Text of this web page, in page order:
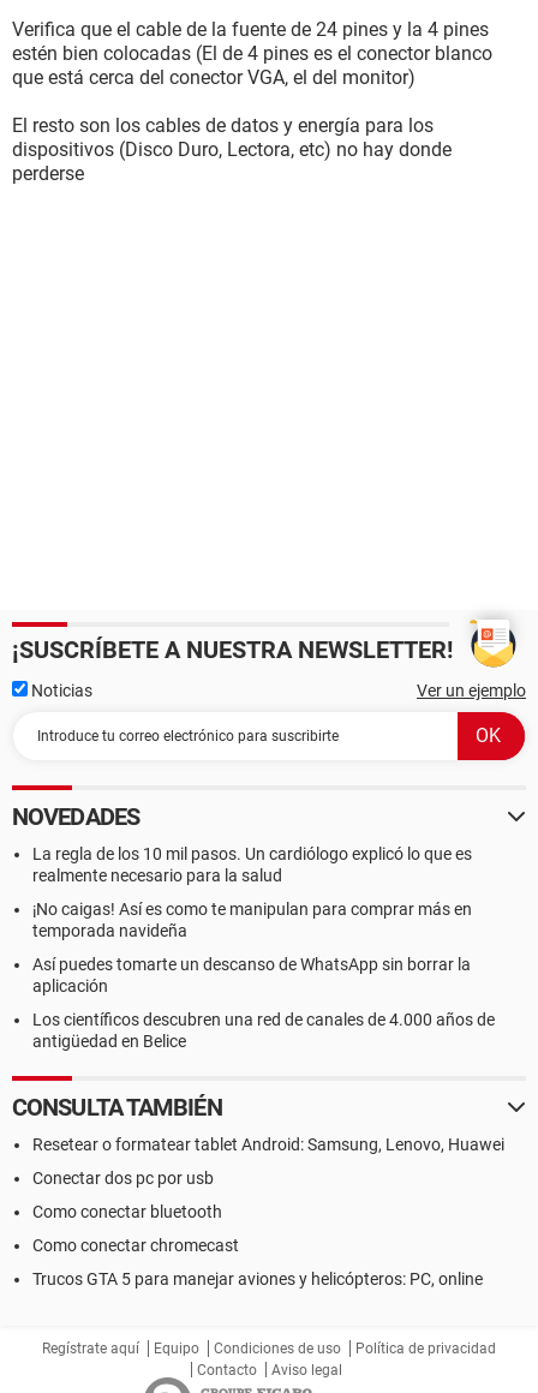
Verifica que el cable de la fuente de 24 pines y la 4 pines
estén bien colocadas (El de 4 pines es el conector blanco
que está cerca del conector VGA, el del monitor)
El resto son los cables de datos y energía para los
dispositivos (Disco Duro, Lectora, etc) no hay donde
perderse
¡SUSCRÍBETE A NUESTRA NEWSLETTER!
Noticias Ver un ejemplo
NOVEDADES
La regla de los 10 mil pasos. Un cardiólogo explicó lo que es
realmente necesario para la salud
¡No caigas! Así es como te manipulan para comprar más en
temporada navideña
Así puedes tomarte un descanso de WhatsApp sin borrar la
aplicación
Los científicos descubren una red de canales de 4.000 años de
antigüedad en Belice
CONSULTA TAMBIÉN
Resetear o formatear tablet Android: Samsung, Lenovo, Huawei
Conectar dos pc por usb
Como conectar bluetooth
Como conectar chromecast
Trucos GTA 5 para manejar aviones y helicópteros: PC, online
Regístrate aquí Equipo Condiciones de uso
Política de privacidad
Contacto
Aviso legal